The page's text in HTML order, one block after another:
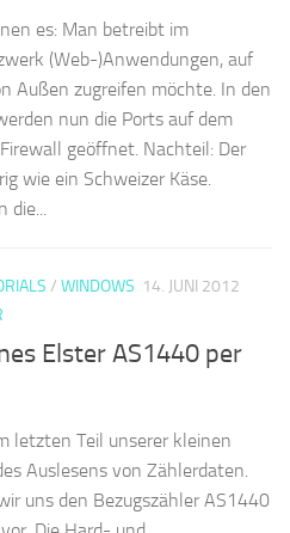
es: Man betreibt im
(Web-)Anwendungen, auf
Außen zugreifen möchte. In den
nun die Ports auf dem
geöffnet. Nachteil: Der
wie ein Schweizer Käse.
die...
/ WINDOWS 14. JUNI 2012
Elster AS1440 per
letzten Teil unserer kleinen
Auslesens von Zählerdaten.
uns den Bezugszähler AS1440